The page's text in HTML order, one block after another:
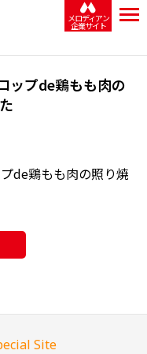
メロディアン
企業サイト
ップde鶏もも肉の
de鶏もも肉の照り焼
Site